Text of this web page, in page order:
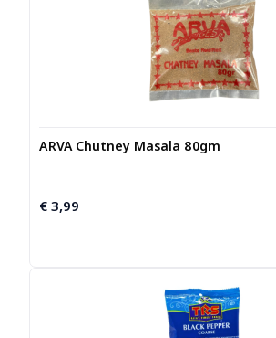
ARVA Chutney Masala 80gm
€ 3,99